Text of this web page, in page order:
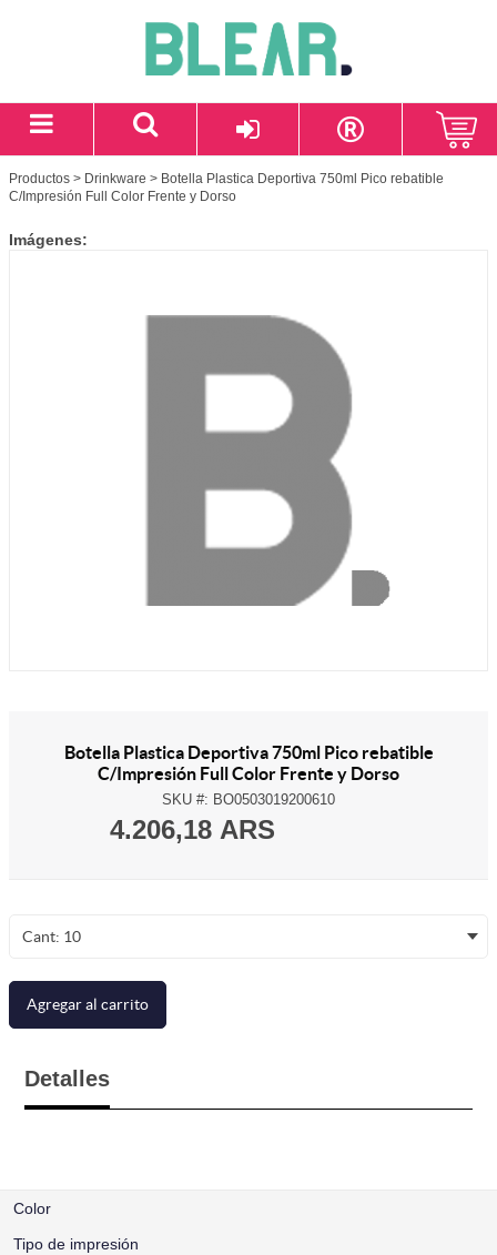
Productos > Drinkware > Botella Plastica Deportiva 750ml Pico rebatible
C/Impresión Full Color Frente y Dorso
Imágenes:
Botella Plastica Deportiva 750ml Pico rebatible
C/Impresión Full Color Frente y Dorso
SKU #: BO0503019200610
4.206,18 ARS
Cant: 10
Agregar al carrito
Detalles
Color
Tipo de impresión